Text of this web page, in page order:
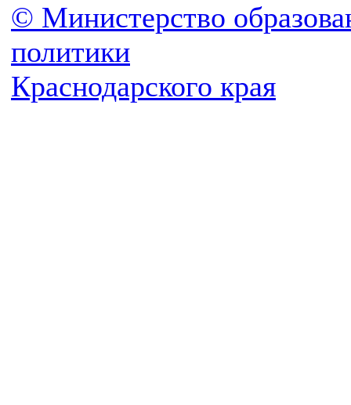
© Министерство
политики
Краснодарского края